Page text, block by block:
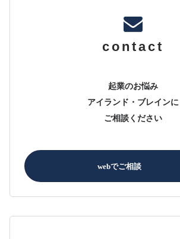
contact
起業のお悩み
アイランド・ブレインに
ご相談ください
webでご相談